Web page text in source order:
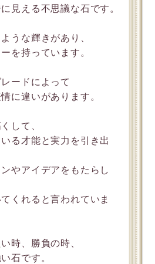
見える不思議な石です。
うな輝きがあり、
を持っています。
ードによって
に違いがあります。
して、
る才能と実力を引き出
やアイデアをもたらし
くれると言われていま
時、勝負の時、
石です。